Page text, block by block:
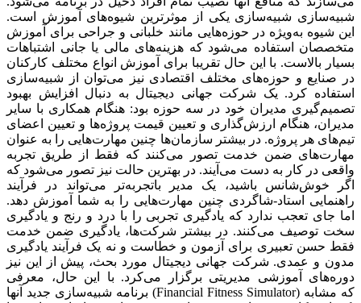
شبیه‌‌‌سازی شبیه‌‌‌سازی یکی از موثرترین شیوه‌‌‌های آموزش است.
این شیوه به‌‌‌ویژه در حوزه‌‌‌هایی مانند خلبانی و جراحی برای آموزش
متخصصان استفاده می‌شود که هزینه‌‌‌های مالی یا جانی اشتباهات
بسیار بالاست. با این حال تقریبا برای آموزش انواع مختلف کارکنان
در صنایع و حوزه‌‌‌های مختلف اقتصادی نیز می‌‌‌توان از شبیه‌‌‌سازی
استفاده کرد. یک شرکت جهانی دیجیتال به دنبال افزایش بهبود
تصمیم‌‌‌گیری مدیران خود در سه حوزه بود: هنگام همکاری با سایر
مدیران، هنگام ارزش‌‌‌گذاری و تعیین قیمت پروژه‌‌‌ها و تعیین اعضای
تیم‌‌‌های هر پروژه. در بیشتر سازمان‌‌‌ها چنین مهارت‌‌‌هایی را به عنوان
مهارت‌‌‌های ضمن خدمت تصور می‌‌‌کنند که فقط از طریق تجربه
واقعی در کار به دست می‌‌‌آیند. در بهترین حالت نیز تصور می‌شود که
اگر خوش‌‌‌شانس باشید، یک مدیر باتجربه‌‌‌تر می‌‌‌تواند در فرآیند
راهنمایی استاد-شاگردی چنین مهارت‌‌‌هایی را به شما آموزش دهد.
اما جای تعجب ندارد که یادگیری تجربی را با درد و رنج و یادگیری
سخت توصیف می‌‌‌کنند. در بیشتر شرکت‌ها، یادگیری ضمن خدمت
فقط حسن تعبیری برای آزمون و خطاست و نه یک فرآیند یادگیری
مدون و عمدی. شرکت جهانی دیجیتال مورد بحث، پیش از این نیز
دوره‌‌‌های آموزشی مدیریتی برگزار می‌‌‌کرد. با این حال، معرفی
برنامه شبیه‌‌‌سازی جدید آنها (Financial Fitness Simulator) که مشابه